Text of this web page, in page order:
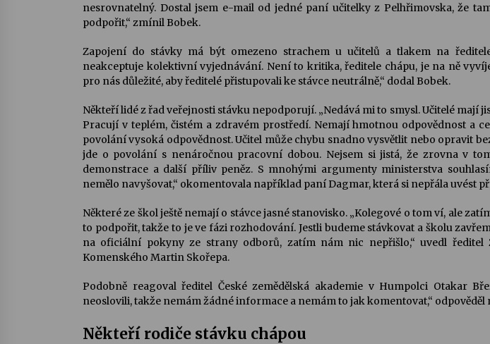
nesrovnatelný. Dostal jsem e-mail od jedné paní učitelky z Pelhřimovska, že
podpořit,“ zmínil Bobek.
Zapojení do stávky má být omezeno strachem u učitelů a tlakem na
neakceptuje kolektivní vyjednávání. Není to kritika, ředitele chápu, je na ně
pro nás důležité, aby ředitelé přistupovali ke stávce neutrálně,“ dodal Bobek.
Někteří lidé z řad veřejnosti stávku nepodporují. „Nedává mi to smysl. Učitelé mají
Pracují v teplém, čistém a zdravém prostředí. Nemají hmotnou odpovědnost a
povolání vysoká odpovědnost. Učitel může chybu snadno vysvětlit nebo opravit
jde o povolání s nenáročnou pracovní dobou. Nejsem si jistá, že zrovna v
demonstrace a další příliv peněz. S mnohými argumenty ministerstva
nemělo navyšovat,“ okomentovala například paní Dagmar, která si nepřála uvést
Některé ze škol ještě nemají o stávce jasné stanovisko. „Kolegové o tom ví, ale
to podpořit, takže to je ve fázi rozhodování. Jestli budeme stávkovat a školu
na oficiální pokyny ze strany odborů, zatím nám nic nepřišlo,“ uvedl ředitel
Komenského Martin Skořepa.
Podobně reagoval ředitel České zemědělská akademie v Humpolci Otakar
neoslovili, takže nemám žádné informace a nemám to jak komentovat,“ odpověděl
Někteří rodiče stávku chápou